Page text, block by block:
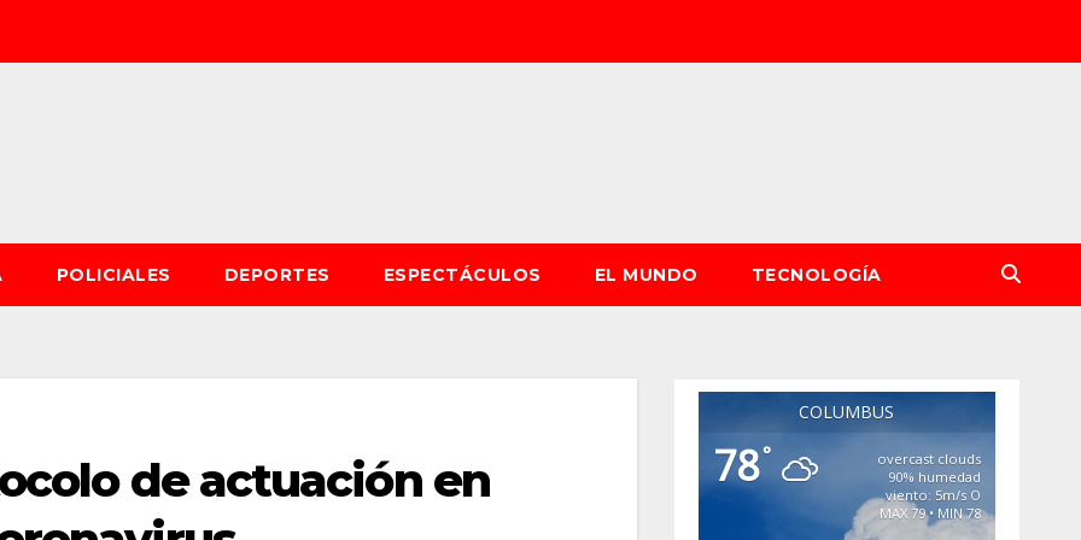
POLICIALES DEPORTES ESPECTÁCULOS EL MUNDO TECNOLOGÍA
de actuación en
COLUMBUS
78°
overcast clouds
90% humedad
viento: 5m/s O
MAX 79 • MIN 78